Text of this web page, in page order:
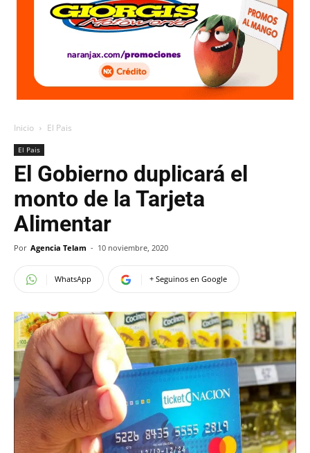
Inicio El Pais
El Pais
El Gobierno duplicará el
monto de la Tarjeta
Alimentar
Por Agencia Telam - 10 noviembre, 2020
WhatsApp + Seguinos en Google